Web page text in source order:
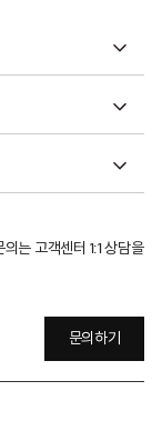
는 고객센터 1:1 상담을
문의하기